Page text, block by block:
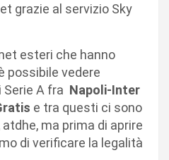
grazie al servizio Sky
esteri che hanno
possibile vedere
A fra Napoli-Inter
e tra questi ci sono
ma prima di aprire
di verificare la legalità